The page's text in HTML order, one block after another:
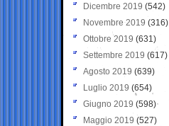
Dicembre 2019 (542)
Novembre 2019 (316)
Ottobre 2019 (631)
Settembre 2019 (617)
Agosto 2019 (639)
Luglio 2019 (654)
Giugno 2019 (598)
Maggio 2019 (527)